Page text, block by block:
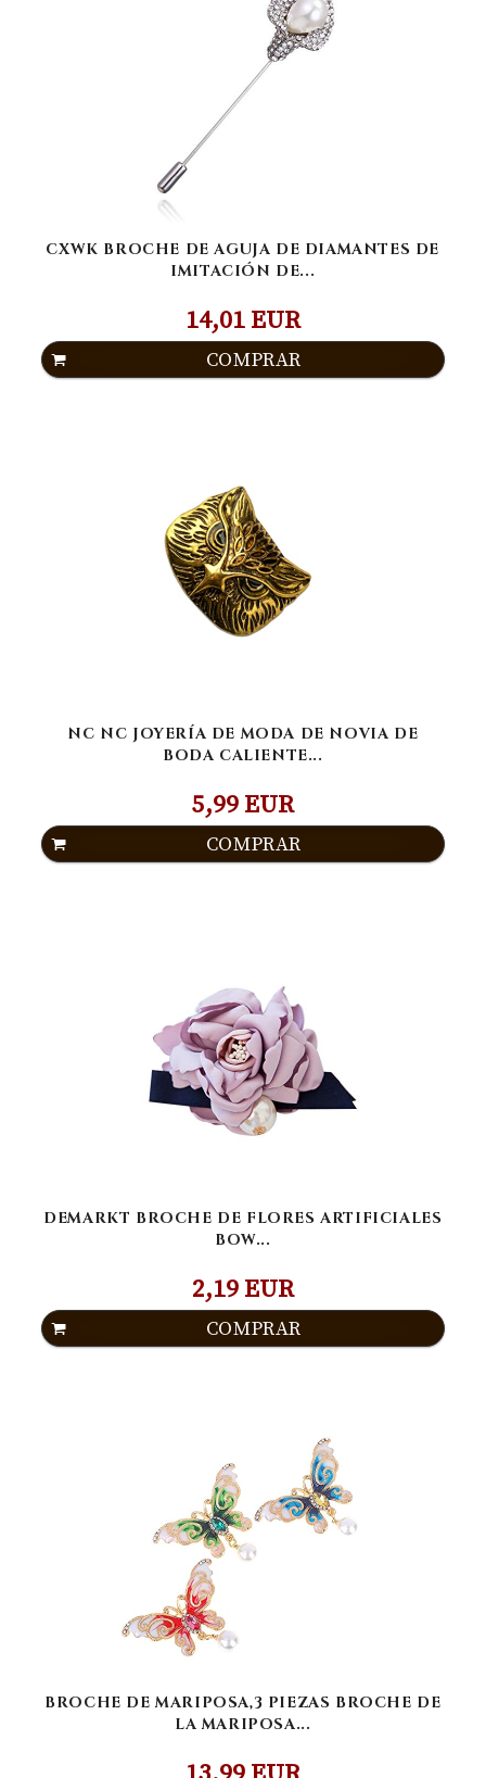
CXWK BROCHE DE AGUJA DE DIAMANTES DE
IMITACIÓN DE...
14,01 EUR
COMPRAR
NC NC JOYERÍA DE MODA DE NOVIA DE
BODA CALIENTE...
5,99 EUR
COMPRAR
DEMARKT BROCHE DE FLORES ARTIFICIALES
BOW...
2,19 EUR
COMPRAR
BROCHE DE MARIPOSA,3 PIEZAS BROCHE DE
LA MARIPOSA...